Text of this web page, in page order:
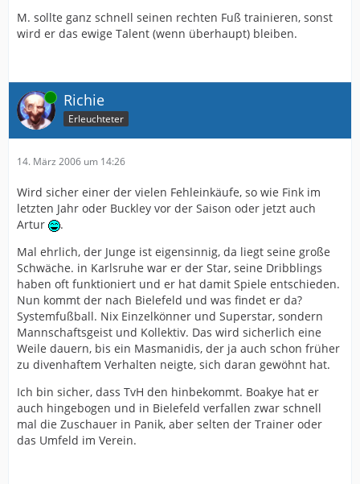
M. sollte ganz schnell seinen rechten Fuß trainieren, sonst
wird er das ewige Talent (wenn überhaupt) bleiben.
Online Richie
Erleuchteter
14. März 2006 um 14:26
Wird sicher einer der vielen Fehleinkäufe, so wie Fink im
letzten Jahr oder Buckley vor der Saison oder jetzt auch
Artur
.
Mal ehrlich, der Junge ist eigensinnig, da liegt seine große
Schwäche. in Karlsruhe war er der Star, seine Dribblings
haben oft funktioniert und er hat damit Spiele entschieden.
Nun kommt der nach Bielefeld und was findet er da?
Systemfußball. Nix Einzelkönner und Superstar, sondern
Mannschaftsgeist und Kollektiv. Das wird sicherlich eine
Weile dauern, bis ein Masmanidis, der ja auch schon früher
zu divenhaftem Verhalten neigte, sich daran gewöhnt hat.
Ich bin sicher, dass TvH den hinbekommt. Boakye hat er
auch hingebogen und in Bielefeld verfallen zwar schnell
mal die Zuschauer in Panik, aber selten der Trainer oder
das Umfeld im Verein.